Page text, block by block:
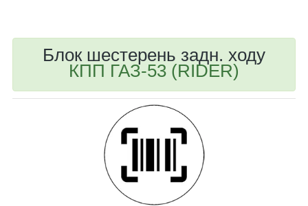
Блок шестерень задн. ходу
КПП ГАЗ-53 (RIDER)